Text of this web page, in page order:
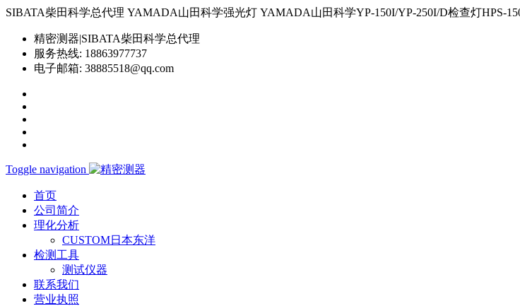
SIBATA柴田科学总代理 YAMADA山田科学强光灯 YAMADA山田科学YP-150I/YP-250I/D检查灯HPS-
精密测器|SIBATA柴田科学总代理
服务热线: 18863977737
电子邮箱: 38885518@qq.com
Toggle navigation
首页
公司简介
理化分析
CUSTOM日本东洋
检测工具
测试仪器
联系我们
营业执照